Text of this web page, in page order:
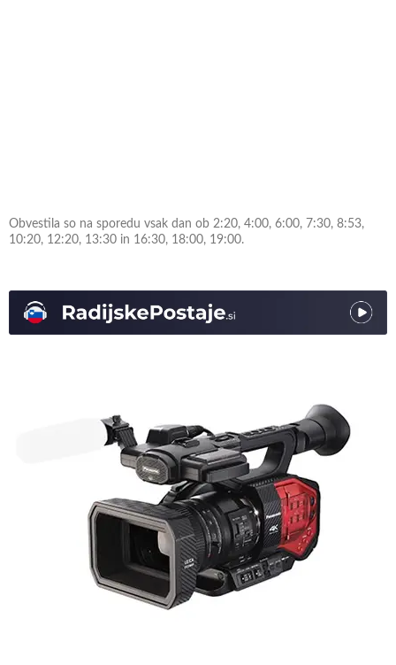
Obvestila so na sporedu vsak dan ob 2:20, 4:00, 6:00, 7:30, 8:53,
10:20, 12:20, 13:30 in 16:30, 18:00, 19:00.